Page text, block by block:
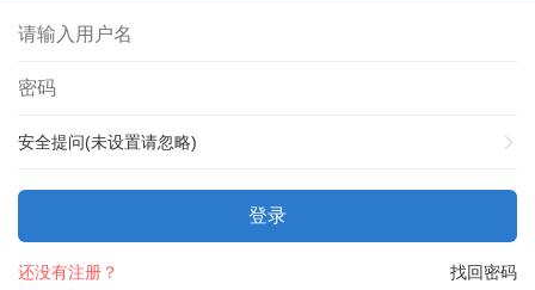
安全提问(未设置请忽略)
登录
找回密码
还没有注册？